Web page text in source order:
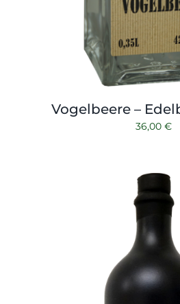
Vogelbeere –
36,00 €